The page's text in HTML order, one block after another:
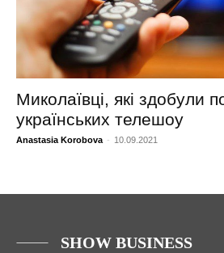
Миколаївці, які здобули
українських телешоу
Anastasia Korobova - 10.09.2021
SHOW BUSINESS